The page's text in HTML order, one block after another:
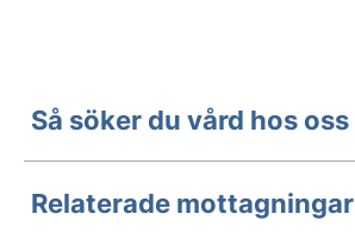
Så söker du vård hos oss
Relaterade mottagningar